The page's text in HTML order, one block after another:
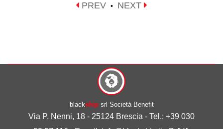
PREV • NEXT
blackshipsrl Società Benefit
Via P. Nenni, 18 - 25124 Brescia - Tel.: +39 030